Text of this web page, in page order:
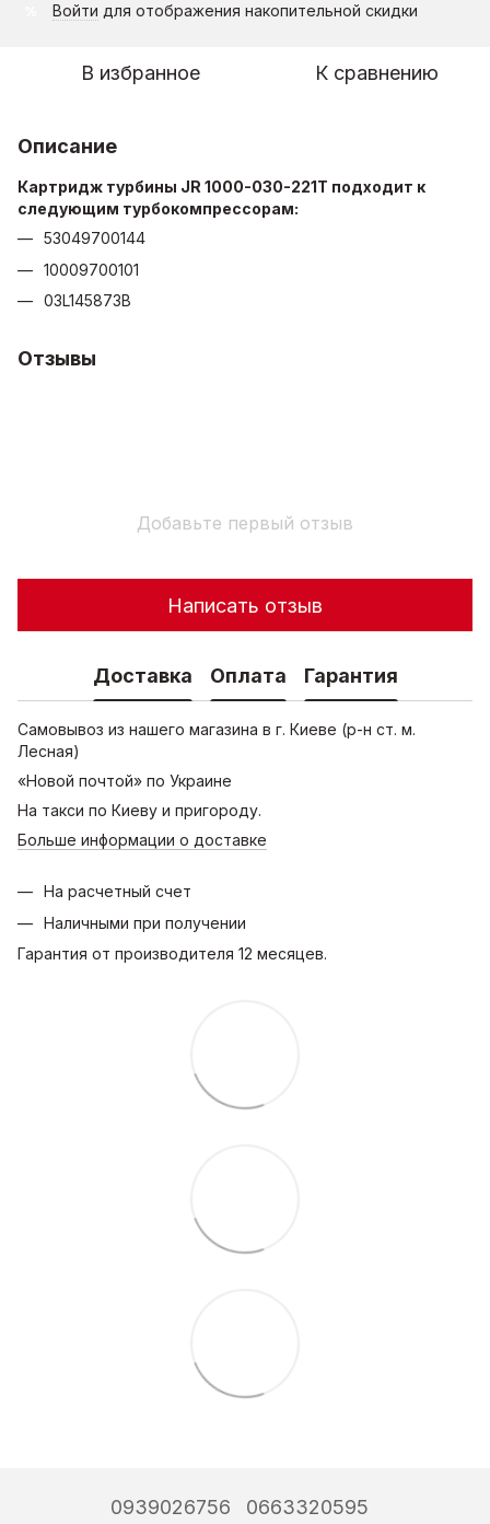
Войти для отображения накопительной скидки
В избранное К сравнению
Описание
Картридж турбины JR 1000-030-221T подходит к
следующим турбокомпрессорам:
53049700144
10009700101
03L145873B
Отзывы
Добавьте первый отзыв
Написать отзыв
Доставка Оплата Гарантия
Самовывоз из нашего магазина в г. Киеве (р-н ст. м.
Лесная)
«Новой почтой» по Украине
На такси по Киеву и пригороду.
Больше информации о доставке
На расчетный счет
Наличными при получении
Гарантия от производителя 12 месяцев.
0939026756 0663320595